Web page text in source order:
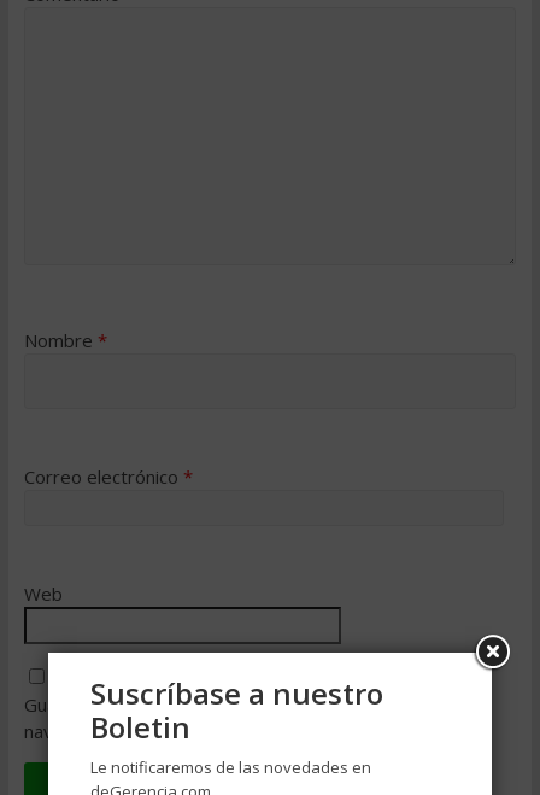
Nombre *
Correo electrónico *
Web
Guarda mi nombre, correo electrónico y web en este
navegador para la próxima vez que comente.
Suscríbase a nuestro
Boletin
Le notificaremos de las novedades en